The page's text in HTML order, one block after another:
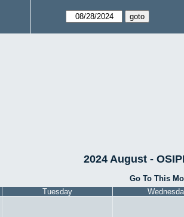
2024 August -
Go To This
Tuesday